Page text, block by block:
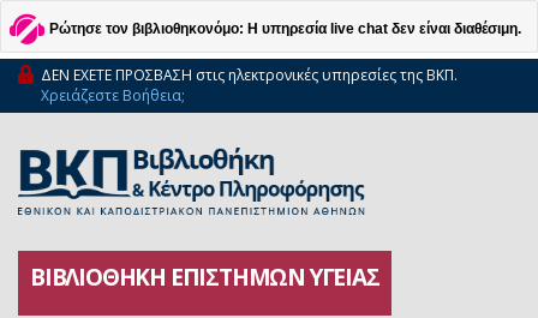
Ρώτησε τον βιβλιοθηκονόμο: Η υπηρεσία live chat δεν είναι διαθέσιμη.
ΔΕΝ ΕΧΕΤΕ ΠΡΟΣΒΑΣΗ στις ηλεκτρονικές υπηρεσίες της ΒΚΠ.
Χρειάζεστε Βοήθεια;
ΒΙΒΛΙΟΘΗΚΗ ΕΠΙΣΤΗΜΩΝ ΥΓΕΙΑΣ